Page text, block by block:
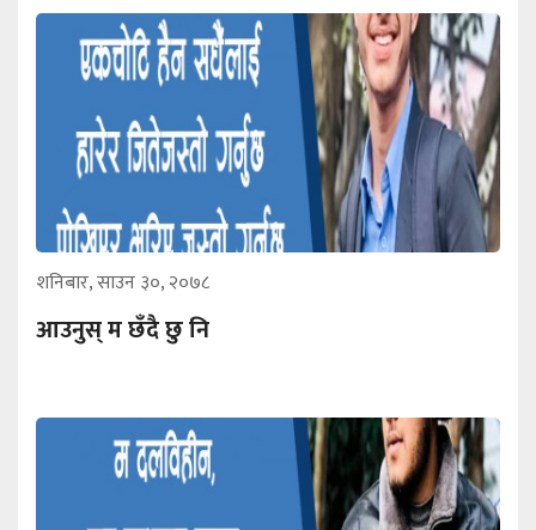
शनिबार, साउन ३०, २०७८
आउनुस् म छँदै छु नि